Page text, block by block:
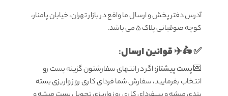
آدرس دفتر پخش و ارسال ما واقع در بازار تهران، خیابان پامنار،
کوچه صوفیانی پلاک 5 می باشد.
✅ 🛵✈️قوانين ارسال:
💌پست پیشتاز:اگر در انتهای سفارشتون گزینه پست رو
انتخاب بفرمایید، سفارش شما فردای کاری روز واریزی بسته